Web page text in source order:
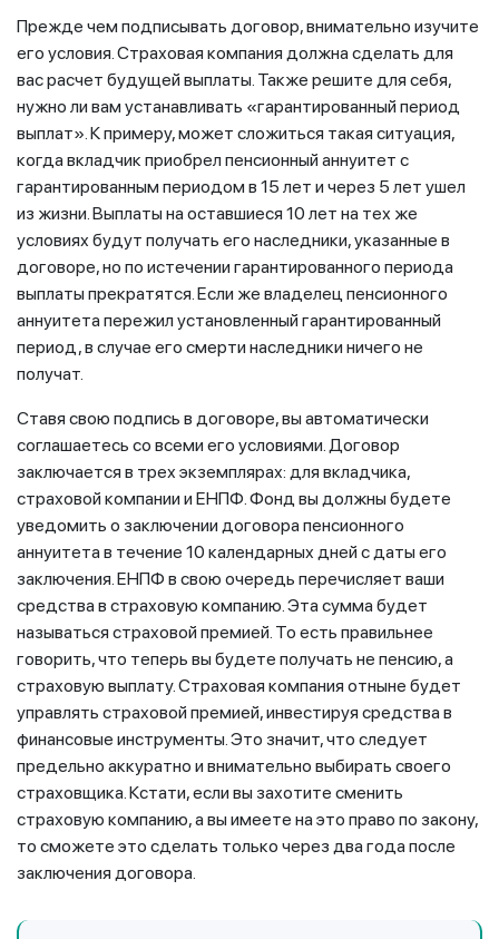
Прежде чем подписывать договор, внимательно изучите
его условия. Страховая компания должна сделать для
вас расчет будущей выплаты. Также решите для себя,
нужно ли вам устанавливать «гарантированный период
выплат». К примеру, может сложиться такая ситуация,
когда вкладчик приобрел пенсионный аннуитет с
гарантированным периодом в 15 лет и через 5 лет ушел
из жизни. Выплаты на оставшиеся 10 лет на тех же
условиях будут получать его наследники, указанные в
договоре, но по истечении гарантированного периода
выплаты прекратятся. Если же владелец пенсионного
аннуитета пережил установленный гарантированный
период, в случае его смерти наследники ничего не
получат.
Ставя свою подпись в договоре, вы автоматически
соглашаетесь со всеми его условиями. Договор
заключается в трех экземплярах: для вкладчика,
страховой компании и ЕНПФ. Фонд вы должны будете
уведомить о заключении договора пенсионного
аннуитета в течение 10 календарных дней с даты его
заключения. ЕНПФ в свою очередь перечисляет ваши
средства в страховую компанию. Эта сумма будет
называться страховой премией. То есть правильнее
говорить, что теперь вы будете получать не пенсию, а
страховую выплату. Страховая компания отныне будет
управлять страховой премией, инвестируя средства в
финансовые инструменты. Это значит, что следует
предельно аккуратно и внимательно выбирать своего
страховщика. Кстати, если вы захотите сменить
страховую компанию, а вы имеете на это право по закону,
то сможете это сделать только через два года после
заключения договора.